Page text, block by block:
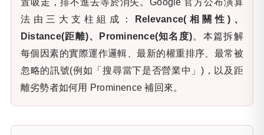
置吸走，排不進去等於消失。Google 官方公布演算
法由三大支柱組成：
Relevance(相關性)、
Distance(距離)、Prominence(知名度)。本篇拆解
每個因素的實際運作邏輯、最新的權重排序、最常被
忽略的訊號(例如「搜尋當下是否營業中」)，以及距
離劣勢者如何用 Prominence 補回來。